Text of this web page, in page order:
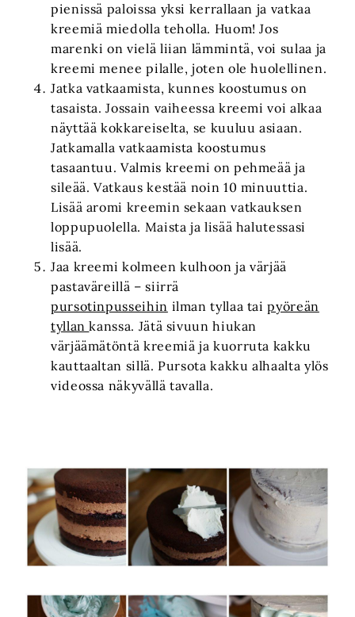
pienissä paloissa yksi kerrallaan ja vatkaa
kreemiä miedolla teholla. Huom! Jos
marenki on vielä liian lämmintä, voi sulaa ja
kreemi menee pilalle, joten ole huolellinen.
Jatka vatkaamista, kunnes koostumus on
tasaista. Jossain vaiheessa kreemi voi alkaa
näyttää kokkareiselta, se kuuluu asiaan.
Jatkamalla vatkaamista koostumus
tasaantuu. Valmis kreemi on pehmeää ja
sileää. Vatkaus kestää noin 10 minuuttia.
Lisää aromi kreemin sekaan vatkauksen
loppupuolella. Maista ja lisää halutessasi
lisää.
Jaa kreemi kolmeen kulhoon ja värjää
pastaväreillä – siirrä
pursotinpusseihin ilman tyllaa taipyöreän
tyllankanssa. Jätä sivuun hiukan
värjäämätöntä kreemiä ja kuorruta kakku
kauttaaltan sillä. Pursota kakku alhaalta ylös
videossa näkyvällä tavalla.